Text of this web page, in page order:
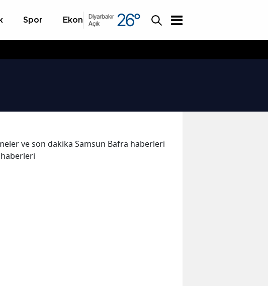
Spor Ekonomi Asayiş
Diyarbakır
Açık
26°
ve son dakika Samsun Bafra haberleri